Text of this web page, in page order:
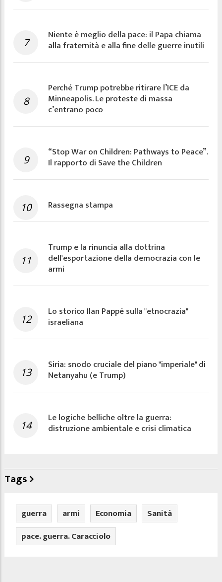
7
Niente è meglio della pace: il Papa chiama
alla fraternità e alla fine delle guerre inutili
8
Perché Trump potrebbe ritirare l’ICE da
Minneapolis. Le proteste di massa
c’entrano poco
9
“Stop War on Children: Pathways to Peace”.
Il rapporto di Save the Children
10 Rassegna stampa
11
Trump e la rinuncia alla dottrina
dell'esportazione della democrazia con le
armi
12
Lo storico Ilan Pappé sulla "etnocrazia"
israeliana
13
Siria: snodo cruciale del piano "imperiale" di
Netanyahu (e Trump)
14
Le logiche belliche oltre la guerra:
distruzione ambientale e crisi climatica
Tags
guerra armi Economia
Sanità
pace. guerra. Caracciolo